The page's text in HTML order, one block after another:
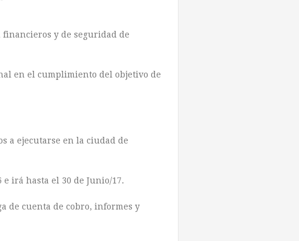
y de seguridad de
en el cumplimiento del objetivo de
a ejecutarse en la ciudad de
e irá hasta el 30 de Junio/17.
de cuenta de cobro, informes y